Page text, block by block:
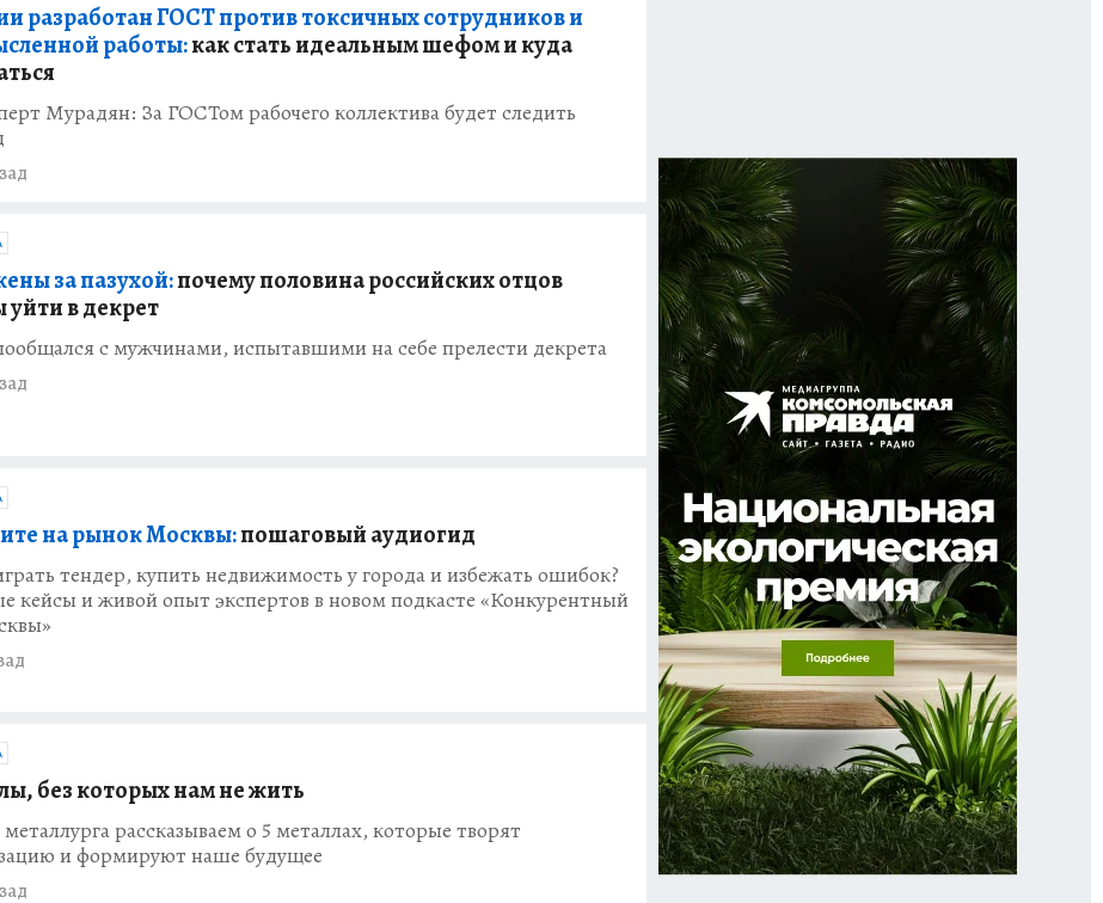
разработан ГОСТ против токсичных сотрудников и
работы:как стать идеальным шефом и куда
Мурадян: За ГОСТом рабочего коллектива будет следить
за пазухой:почему половина российских отцов
уйти в декрет
с мужчинами, испытавшими на себе прелести декрета
на рынок Москвы:пошаговый аудиогид
тендер, купить недвижимость у города и избежать ошибок?
кейсы и живой опыт экспертов в новом подкасте «Конкурентный
без которых нам не жить
рассказываем о 5 металлах, которые творят
и формируют наше будущее